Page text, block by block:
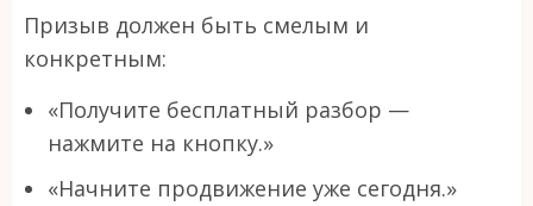
Призыв должен быть смелым и
конкретным:
«Получите бесплатный разбор —
нажмите на кнопку.»
«Начните продвижение уже сегодня.»